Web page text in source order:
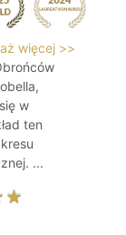
więcej >>
w
ten
...